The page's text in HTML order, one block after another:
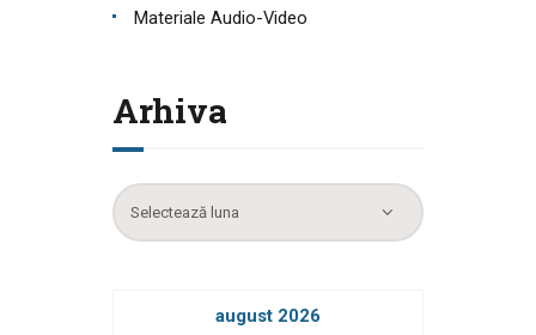
Materiale Audio-Video
Arhiva
Arhiva
august 2026